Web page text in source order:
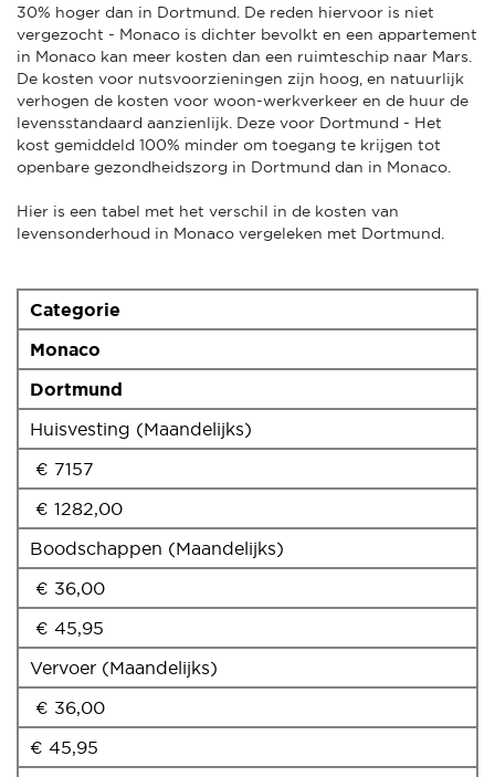
30% hoger dan in Dortmund. De reden hiervoor is niet
vergezocht - Monaco is dichter bevolkt en een appartement
in Monaco kan meer kosten dan een ruimteschip naar Mars.
De kosten voor nutsvoorzieningen zijn hoog, en natuurlijk
verhogen de kosten voor woon-werkverkeer en de huur de
levensstandaard aanzienlijk. Deze voor Dortmund - Het
kost gemiddeld 100% minder om toegang te krijgen tot
openbare gezondheidszorg in Dortmund dan in Monaco.
Hier is een tabel met het verschil in de kosten van
levensonderhoud in Monaco vergeleken met Dortmund.
Categorie
Monaco
Dortmund
Huisvesting (Maandelijks)
€ 7157
€ 1282,00
Boodschappen (Maandelijks)
€ 36,00
€ 45,95
Vervoer (Maandelijks)
€ 36,00
€ 45,95